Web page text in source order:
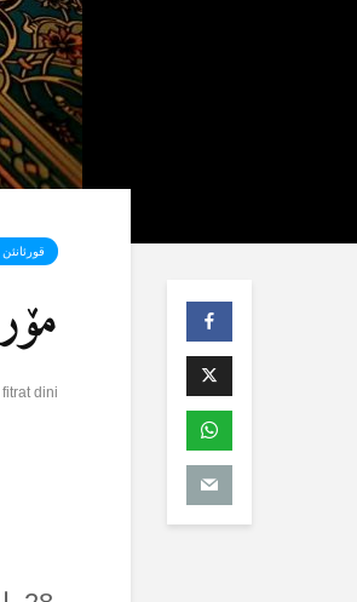
fitrat dini